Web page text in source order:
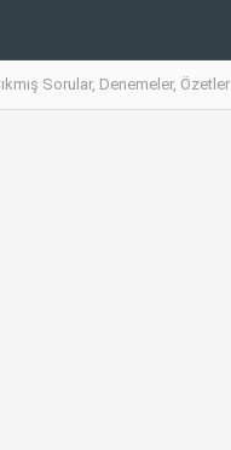
Sorular, Denemeler, Özetler